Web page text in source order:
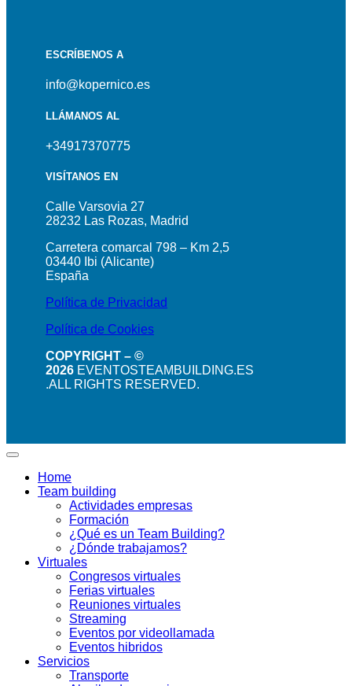
ESCRÍBENOS A
info@kopernico.es
LLÁMANOS AL
+34917370775
VISÍTANOS EN
Calle Varsovia 27
28232 Las Rozas, Madrid
Carretera comarcal 798 – Km 2,5
03440 Ibi (Alicante)
España
Política de Privacidad
Política de Cookies
COPYRIGHT – ©
2026 EVENTOSTEAMBUILDING.ES
.ALL RIGHTS RESERVED.
Home
Team building
Actividades empresas
Formación
¿Qué es un Team Building?
¿Dónde trabajamos?
Virtuales
Congresos virtuales
Ferias virtuales
Reuniones virtuales
Streaming
Eventos por videollamada
Eventos hibridos
Servicios
Transporte